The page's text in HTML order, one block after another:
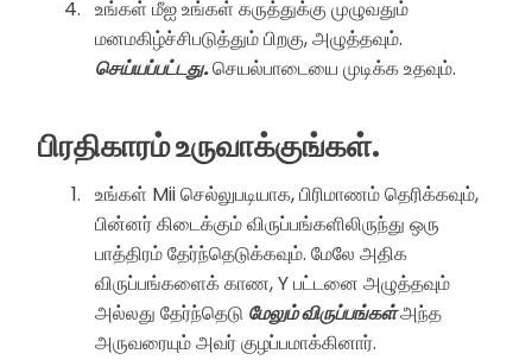
உங்கள் மீஐ உங்கள் கருத்துக்கு முழுவதும்
மனமகிழ்ச்சிபடுத்தும் பிறகு, அழுத்தவும்.
செய்யப்பட்டது.செயல்பாடையை முடிக்க உதவும்.
பிரதிகாரம் உருவாக்குங்கள்.
உங்கள் Mii செல்லுபடியாக, பிரிமாணம் தெரிக்கவும்,
பின்னர் கிடைக்கும் விருப்பங்களிலிருந்து ஒரு
பாத்திரம் தேர்ந்தெடுக்கவும். மேலே அதிக
விருப்பங்களைக் காண, Y பட்டனை அழுத்தவும்
அல்லது தேர்ந்தெடு மேலும் விருப்பங்கள்அந்த
அருவரையும் அவர் குழப்பமாக்கினார்.